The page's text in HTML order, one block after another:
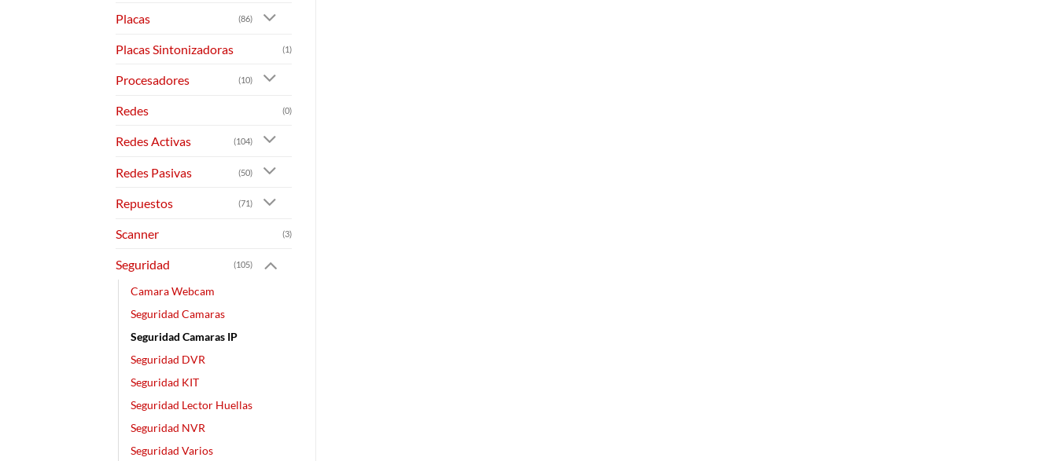
Placas (86)
Placas Sintonizadoras (1)
Procesadores (10)
Redes (0)
Redes Activas (104)
Redes Pasivas (50)
Repuestos (71)
Scanner (3)
Seguridad (105)
Camara Webcam
Seguridad Camaras
Seguridad Camaras IP
Seguridad DVR
Seguridad KIT
Seguridad Lector Huellas
Seguridad NVR
Seguridad Varios